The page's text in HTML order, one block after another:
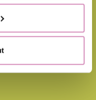
Napsat nám můžeš na
702 171 731.
24 hodin v pracovní dny.